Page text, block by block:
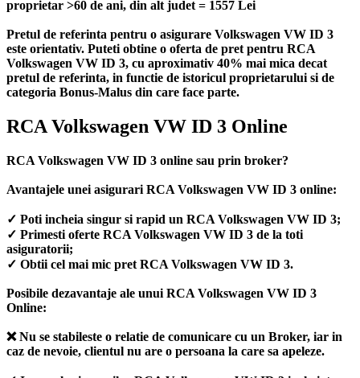
proprietar >60 de ani, din alt judet = 1557 Lei
Pretul de referinta pentru o asigurare Volkswagen VW ID 3
este orientativ. Puteti obtine o oferta de pret pentru RCA
Volkswagen VW ID 3, cu aproximativ 40% mai mica decat
pretul de referinta, in functie de istoricul proprietarului si de
categoria Bonus-Malus din care face parte.
RCA Volkswagen VW ID 3 Online
RCA Volkswagen VW ID 3 online sau prin broker?
Avantajele unei asigurari RCA Volkswagen VW ID 3 online:
✓ Poti incheia singur si rapid un RCA Volkswagen VW ID 3;
✓ Primesti oferte RCA Volkswagen VW ID 3 de la toti
asiguratorii;
✓ Obtii cel mai mic pret RCA Volkswagen VW ID 3.
Posibile dezavantaje ale unui RCA Volkswagen VW ID 3
Online:
❌ Nu se stabileste o relatie de comunicare cu un Broker, iar in
caz de nevoie, clientul nu are o persoana la care sa apeleze.